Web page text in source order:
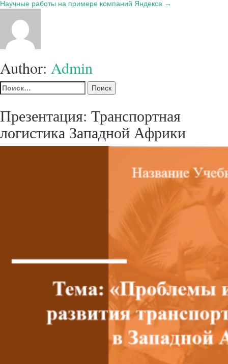
записям
Научные работы на примере компаний Яндекса →
Author: Admin
Найти:
Презентация: Транспортная
логистика Западной Африки